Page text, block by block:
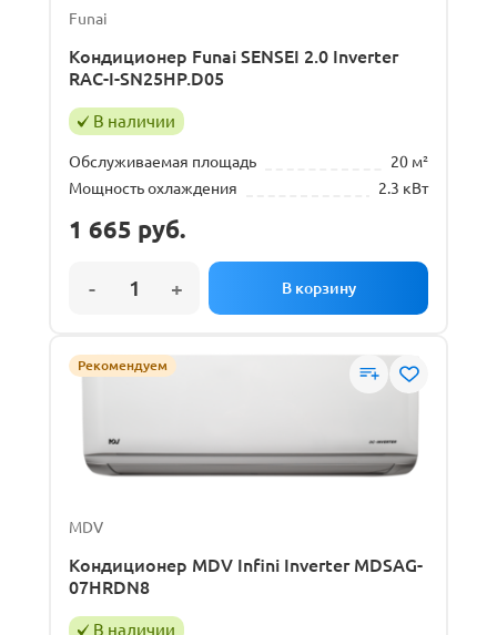
Funai
Кондиционер Funai SENSEI 2.0 Inverter
RAC-I-SN25HP.D05
В наличии
Обслуживаемая площадь
20 м²
Мощность охлаждения
2.3 кВт
1 665 руб.
Рекомендуем
MDV
Кондиционер MDV Infini Inverter MDSAG-
07HRDN8
В наличии